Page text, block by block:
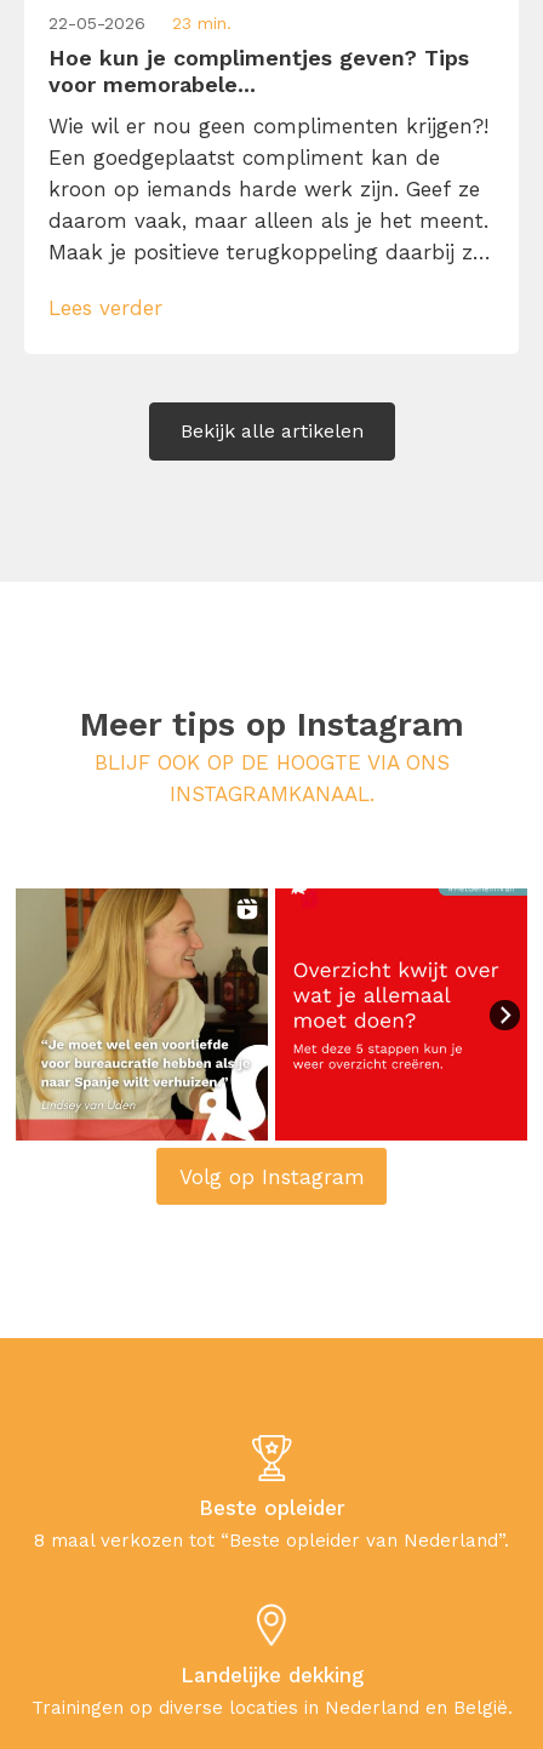
22-05-2026 23 min.
Hoe kun je complimentjes geven? Tips
voor memorabele...
Wie wil er nou geen complimenten krijgen?!
Een goedgeplaatst compliment kan de
kroon op iemands harde werk zijn. Geef ze
daarom vaak, maar alleen als je het meent.
Maak je positieve terugkoppeling daarbij zo
kost één woordje: ‘maar…’. Leer hier 125
Lees verder
Bekijk alle artikelen
Meer tips op Instagram
BLIJF OOK OP DE HOOGTE VIA ONS
INSTAGRAMKANAAL.
Volg op Instagram
Beste opleider
8 maal verkozen tot “Beste opleider van Nederland”.
Landelijke dekking
Trainingen op diverse locaties in Nederland en België.